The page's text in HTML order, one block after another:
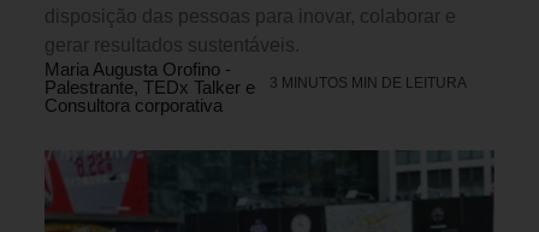
disposição das pessoas para inovar, colaborar e
gerar resultados sustentáveis.
Maria Augusta Orofino -
Palestrante, TEDx Talker e
Consultora corporativa
3 MINUTOS MIN DE LEITURA